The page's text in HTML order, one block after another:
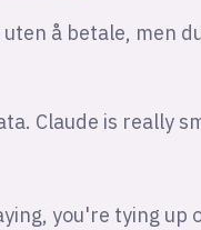
å betale, men
Claude is really
you're tying up